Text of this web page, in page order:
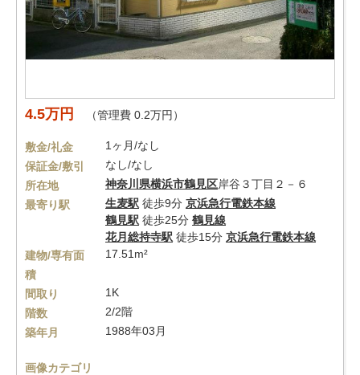
4.5万円 （管理費 0.2万円）
敷金/礼金
1ヶ月/なし
保証金/敷引
なし/なし
所在地
神奈川県横浜市鶴見区岸谷３丁目２－６
最寄り駅
生麦駅 徒歩9分 京浜急行電鉄本線
鶴見駅 徒歩25分 鶴見線
花月総持寺駅 徒歩15分 京浜急行電鉄本線
建物/専有面
積
17.51m²
間取り
1K
階数
2/2階
築年月
1988年03月
画像カテゴリ